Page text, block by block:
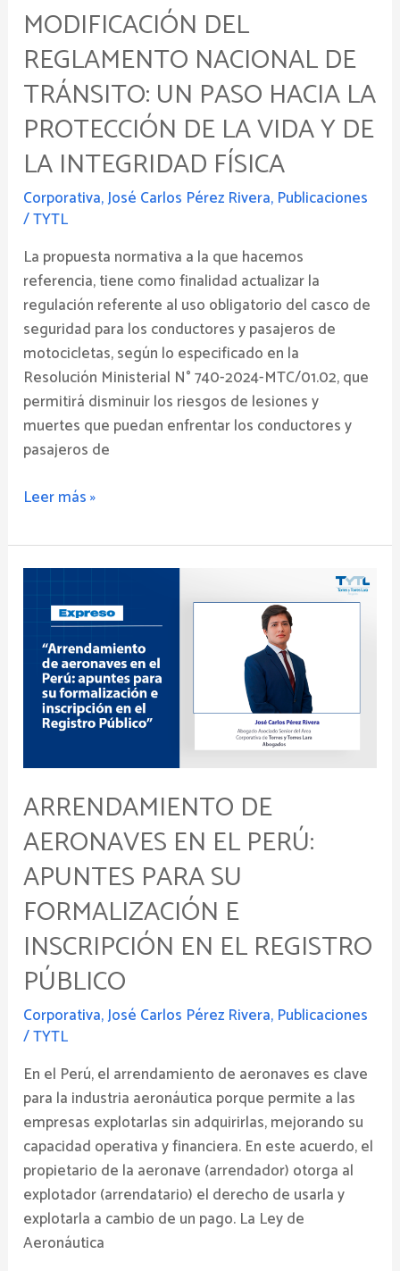
MODIFICACIÓN DEL
REGLAMENTO NACIONAL DE
TRÁNSITO: UN PASO HACIA LA
PROTECCIÓN DE LA VIDA Y DE
LA INTEGRIDAD FÍSICA
Corporativa,José Carlos Pérez Rivera, Publicaciones
/TYTL
La propuesta normativa a la que hacemos
referencia, tiene como finalidad actualizar la
regulación referente al uso obligatorio del casco de
seguridad para los conductores y pasajeros de
motocicletas, según lo especificado en la
Resolución Ministerial N° 740-2024-MTC/01.02, que
permitirá disminuir los riesgos de lesiones y
muertes que puedan enfrentar los conductores y
pasajeros de
la
Protección
de
la
Vida
de
la
Integridad
Leer más »
ARRENDAMIENTO DE
AERONAVES EN EL PERÚ:
APUNTES PARA SU
FORMALIZACIÓN E
INSCRIPCIÓN EN EL REGISTRO
PÚBLICO
Corporativa,José Carlos Pérez Rivera, Publicaciones
/TYTL
En el Perú, el arrendamiento de aeronaves es clave
para la industria aeronáutica porque permite a las
empresas explotarlas sin adquirirlas, mejorando su
capacidad operativa y financiera. En este acuerdo, el
propietario de la aeronave (arrendador) otorga al
explotador (arrendatario) el derecho de usarla y
explotarla a cambio de un pago. La Ley de
Aeronáutica
aeronaves
Perú:
apuntes
su
formalización
e
inscripción
en
el
Registro
Público